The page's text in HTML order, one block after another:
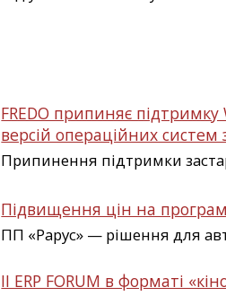
FREDO припиняє
версій операційних систем
Припинення підтримки
Підвищення цін на
ПП «Рарус» — рішення для
ІІ ERP FORUM в форматі